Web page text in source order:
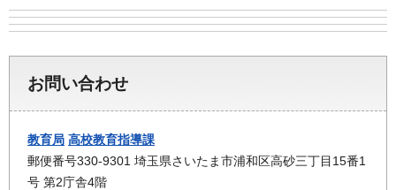
お問い合わせ
教育局 高校教育指導課
郵便番号330-9301 埼玉県さいたま市浦和区高砂三丁目15番1
号 第2庁舎4階